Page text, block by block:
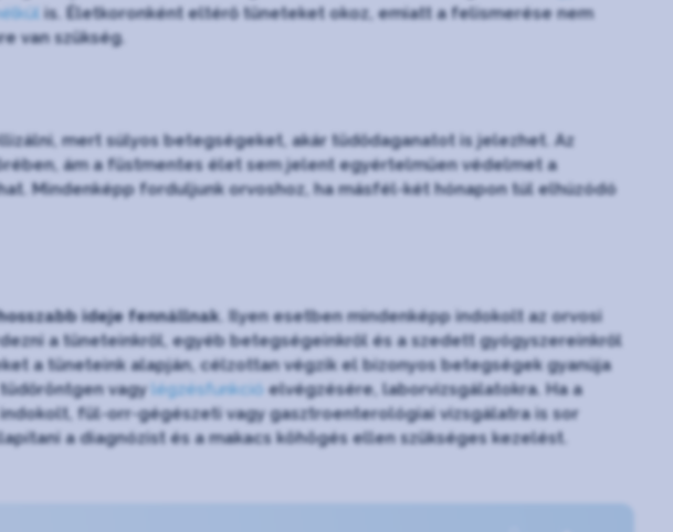
is. Életkoronként eltérő tüneteket okoz, emiatt a felismerése nem
van szükség.
mert súlyos betegségeket, akár tüdődaganatot is jelezhet. Az
ám a füstmentes élet sem jelent egyértelműen védelmet a
Mindenképp forduljunk orvoshoz, ha másfél-két hónapon túl elhúzódó
ideje fennállnak. Ilyen esetben mindenképp indokolt az orvosi
a tüneteinkről, egyéb betegségeinkről és a szedett gyógyszereinkről
a tüneteink alapján, célzottan végzik el bizonyos betegségek gyanúja
vagy légzésfunkció elvégzésére, laborvizsgálatokra. Ha a
fül-orr-gégészeti vagy gasztroenterológiai vizsgálatra is sor
a diagnózist és a makacs köhögés ellen szükséges kezelést.